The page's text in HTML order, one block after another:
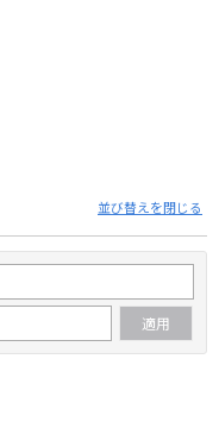
並び替えを閉じる